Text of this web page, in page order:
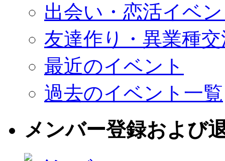
出会い・恋活イベ
友達作り・異業種
最近のイベント
過去のイベント一覧
メンバー登録および